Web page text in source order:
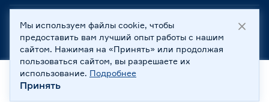
ООО «Бауцентр Рус» 2004 -2026, 236029, г. Калининград,
ул. А.Невского, 205. ИНН 7702596813, КПП 390601001 ©
Все права защищены
Политика обработки персональных данных
Правовая информация
Охрана труда
Главная
Мы используем файлы cookie, чтобы
предоставить вам лучший опыт работы с нашим
сайтом. Нажимая на «Принять» или продолжая
пользоваться сайтом, вы разрешаете их
использование. Подробнее
Принять